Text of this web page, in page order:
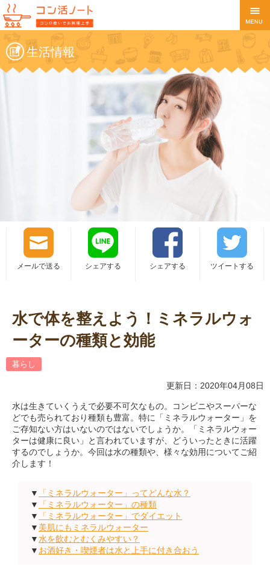
生活情報
メールで送る シェアする シェアする ツイートする
水で体を整えよう！ミネラルウォ
ーターの種類と効能
暮らし
更新日：2020年04月08日
水は生きていくうえで必要不可欠なもの。コンビニやスーパーな
どでも売られており種類も豊富。特に「ミネラルウォーター」を
ご存知ない方はいないのではないでしょうか。「ミネラルウォー
ターは健康に良い」と言われていますが、どういったときに活躍
するのでしょうか。今回は水の種類や、様々な効用についてご紹
介します！
▼
「ミネラルウォーター」ってどんな水？
▼
「ミネラルウォーター」の種類
▼
「ミネラルウォーター」でダイエット
▼ 美肌にもミネラルウォーター
▼水を飲むとむくみやすい？
▼ お酒好き・喫煙者は水と上手に付き合おう